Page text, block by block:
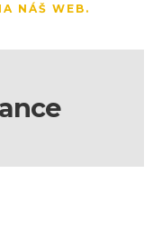
NÁŠ WEB.